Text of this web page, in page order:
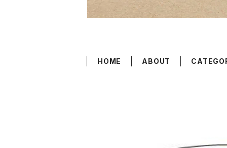
HOME ABOUT